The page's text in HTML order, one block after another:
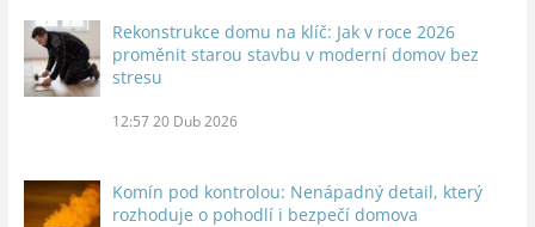
Rekonstrukce domu na klíč: Jak v roce 2026
proměnit starou stavbu v moderní domov bez
stresu
12:57 20 Dub 2026
Komín pod kontrolou: Nenápadný detail, který
rozhoduje o pohodlí i bezpečí domova